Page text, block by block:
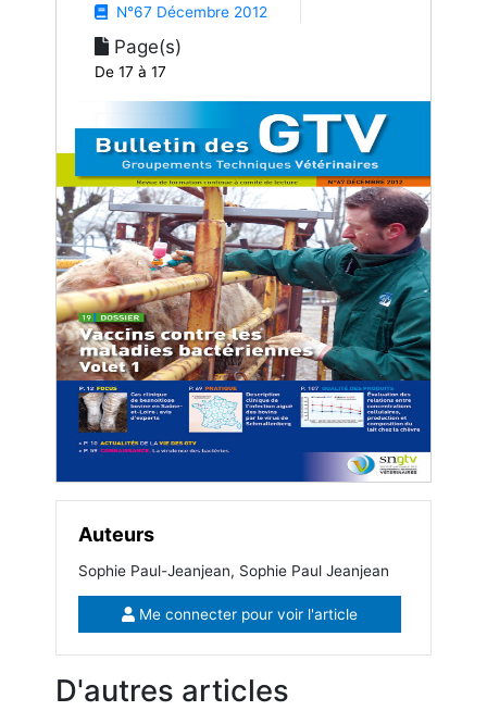
N°67 Décembre 2012
Page(s)
De 17 à 17
Auteurs
Sophie Paul-Jeanjean, Sophie Paul Jeanjean
Me connecter pour voir l'article
D'autres articles